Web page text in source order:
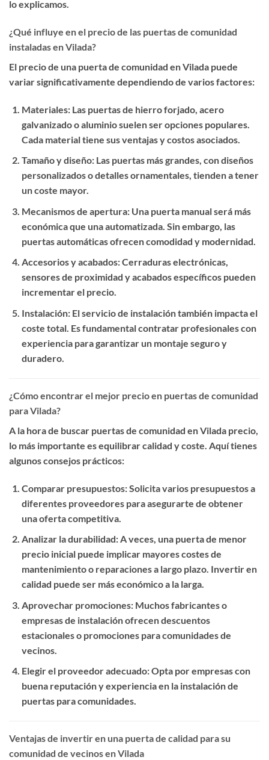
lo explicamos.
¿Qué influye en el precio de las puertas de comunidad
instaladas en Vilada?
El precio de una puerta de comunidad en Vilada puede
variar significativamente dependiendo de varios factores:
Materiales: Las puertas de hierro forjado, acero
galvanizado o aluminio suelen ser opciones populares.
Cada material tiene sus ventajas y costos asociados.
Tamaño y diseño: Las puertas más grandes, con diseños
personalizados o detalles ornamentales, tienden a tener
un coste mayor.
Mecanismos de apertura: Una puerta manual será más
económica que una automatizada. Sin embargo, las
puertas automáticas ofrecen comodidad y modernidad.
Accesorios y acabados: Cerraduras electrónicas,
sensores de proximidad y acabados específicos pueden
incrementar el precio.
Instalación: El servicio de instalación también impacta el
coste total. Es fundamental contratar profesionales con
experiencia para garantizar un montaje seguro y
duradero.
¿Cómo encontrar el mejor precio en puertas de comunidad
para Vilada?
A la hora de buscar puertas de comunidad en Vilada precio,
lo más importante es equilibrar calidad y coste. Aquí tienes
algunos consejos prácticos:
Comparar presupuestos: Solicita varios presupuestos a
diferentes proveedores para asegurarte de obtener
una oferta competitiva.
Analizar la durabilidad: A veces, una puerta de menor
precio inicial puede implicar mayores costes de
mantenimiento o reparaciones a largo plazo. Invertir en
calidad puede ser más económico a la larga.
Aprovechar promociones: Muchos fabricantes o
empresas de instalación ofrecen descuentos
estacionales o promociones para comunidades de
vecinos.
Elegir el proveedor adecuado: Opta por empresas con
buena reputación y experiencia en la instalación de
puertas para comunidades.
Ventajas de invertir en una puerta de calidad para su
comunidad de vecinos en Vilada